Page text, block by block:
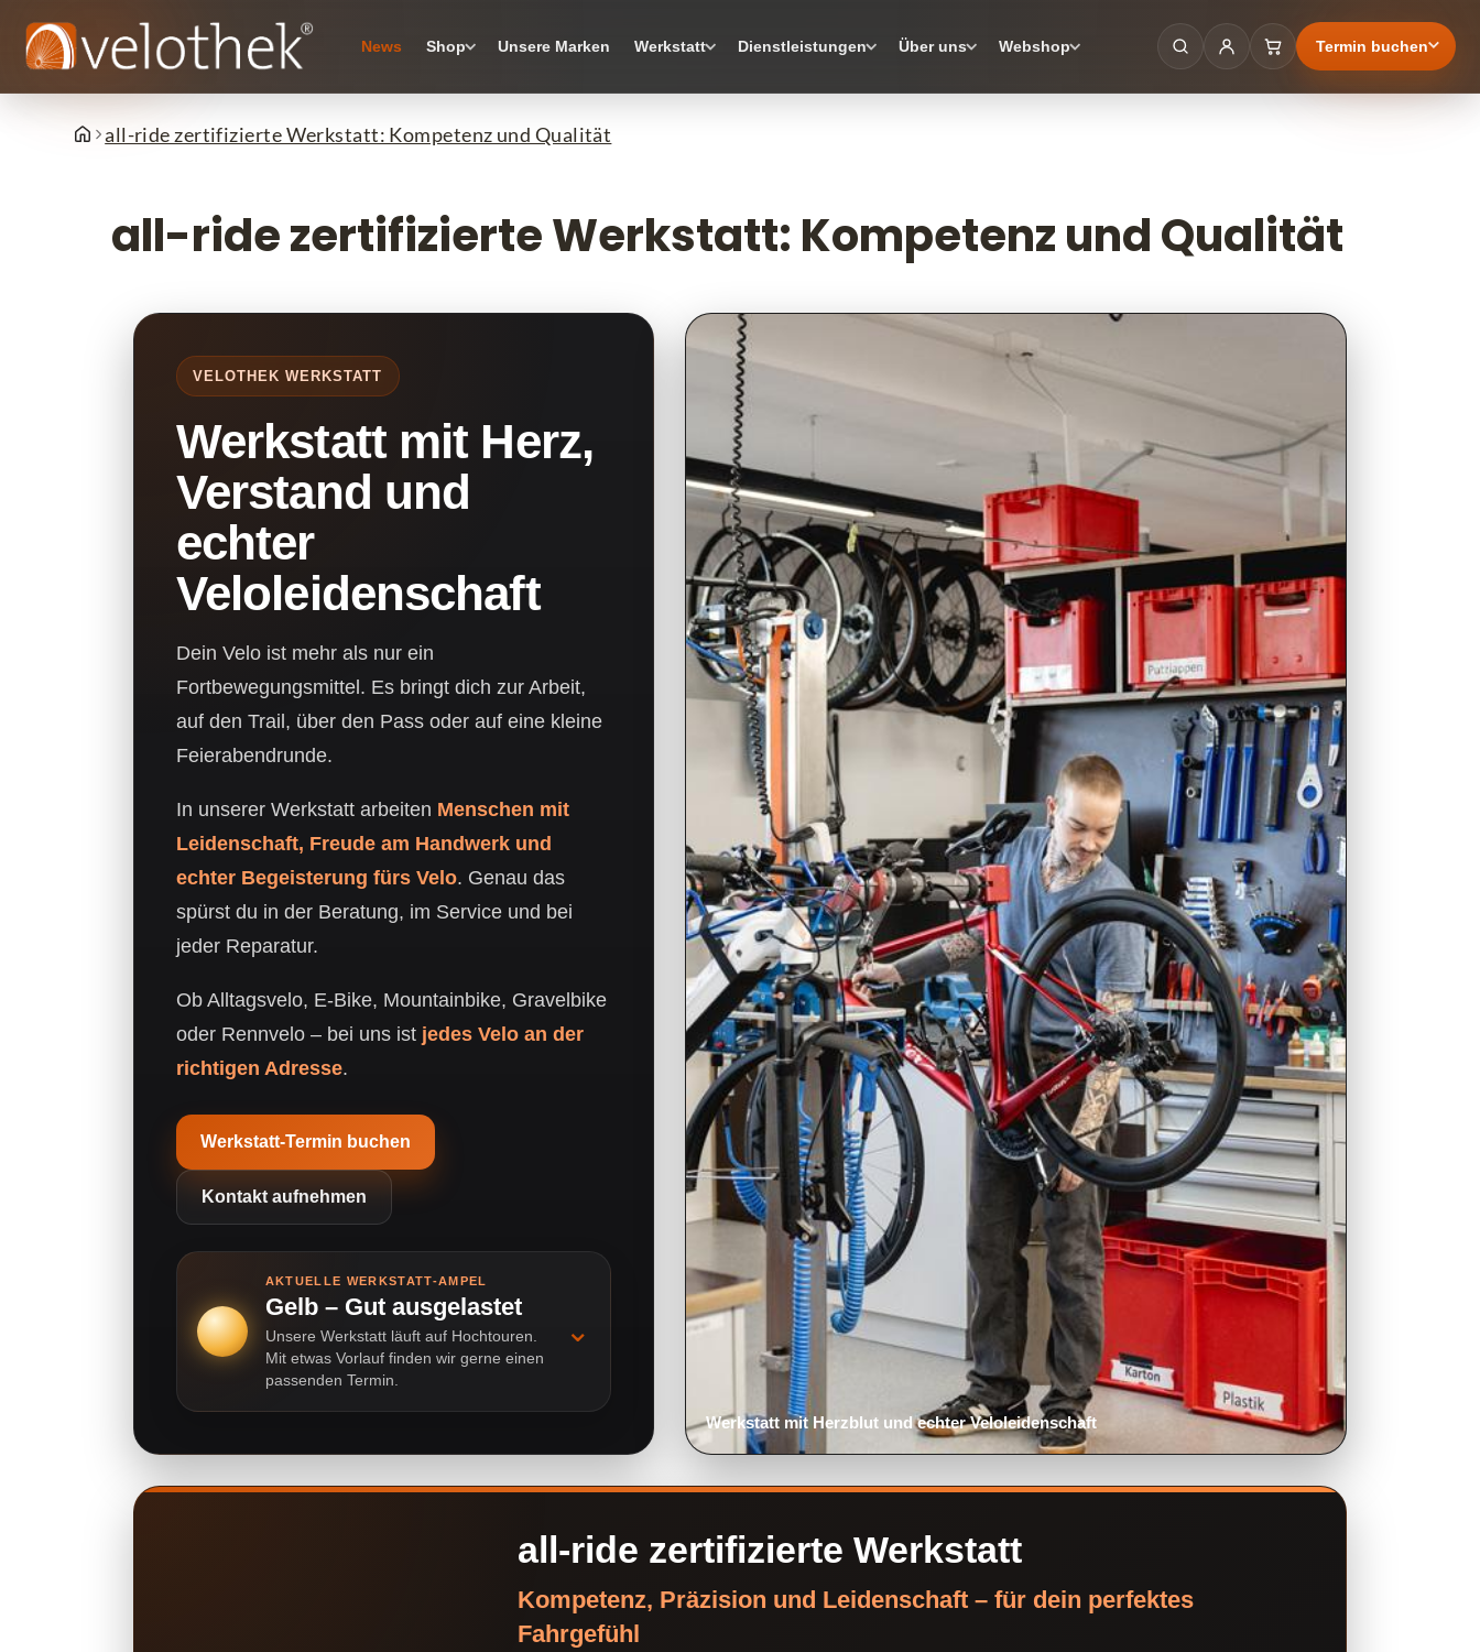
News Shop Unsere Marken Werkstatt Dienstleistungen Über uns Webshop Termin buchen
all-ride zertifizierte Werkstatt: Kompetenz und Qualität
all-ride zertifizierte Werkstatt: Kompetenz und Qualität
VELOTHEK WERKSTATT
Werkstatt mit Herz,
Verstand und
echter
Veloleidenschaft
Dein Velo ist mehr als nur ein
Fortbewegungsmittel. Es bringt dich zur Arbeit,
auf den Trail, über den Pass oder auf eine kleine
Feierabendrunde.
In unserer Werkstatt arbeiten Menschen mit
Leidenschaft, Freude am Handwerk und
echter Begeisterung fürs Velo. Genau das
spürst du in der Beratung, im Service und bei
jeder Reparatur.
Ob Alltagsvelo, E-Bike, Mountainbike, Gravelbike
oder Rennvelo – bei uns ist jedes Velo an der
richtigen Adresse.
Werkstatt-Termin buchen
Kontakt aufnehmen
AKTUELLE WERKSTATT-AMPEL
Gelb – Gut ausgelastet
Unsere Werkstatt läuft auf Hochtouren.
Mit etwas Vorlauf finden wir gerne einen
passenden Termin.
⌄
Werkstatt mit Herzblut und echter Veloleidenschaft
all-ride zertifizierte Werkstatt
Kompetenz, Präzision und Leidenschaft – für dein perfektes
Fahrgefühl